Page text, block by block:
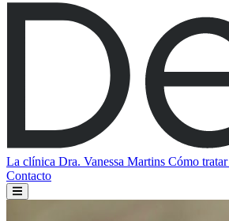
La clínica Dra. Vanessa Martins Cómo tratar
Contacto